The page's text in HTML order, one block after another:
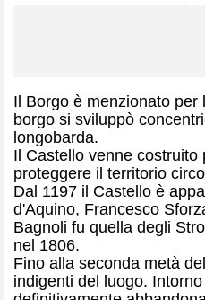
Il Borgo è menzionato
borgo si sviluppò
longobarda.
Il Castello venne
proteggere il territorio
Dal 1197 il Castello è
d'Aquino, Francesco
Bagnoli fu quella degli
nel 1806.
Fino alla seconda metà
indigenti del luogo.